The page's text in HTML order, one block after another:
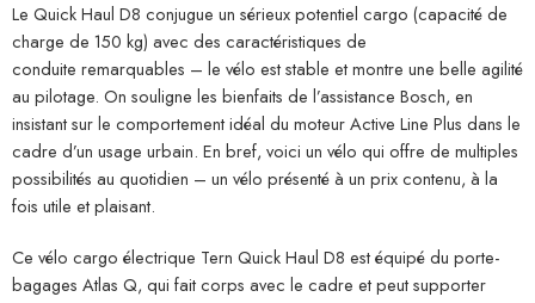
Le Quick Haul D8 conjugue un sérieux potentiel cargo (capacité de
charge de 150 kg) avec des caractéristiques de
conduite remarquables – le vélo est stable et montre une belle agilité
au pilotage. On souligne les bienfaits de l’assistance Bosch, en
insistant sur le comportement idéal du moteur Active Line Plus dans le
cadre d’un usage urbain. En bref, voici un vélo qui offre de multiples
possibilités au quotidien – un vélo présenté à un prix contenu, à la
fois utile et plaisant.
Ce vélo cargo électrique Tern Quick Haul D8 est équipé du porte-
bagages Atlas Q, qui fait corps avec le cadre et peut supporter